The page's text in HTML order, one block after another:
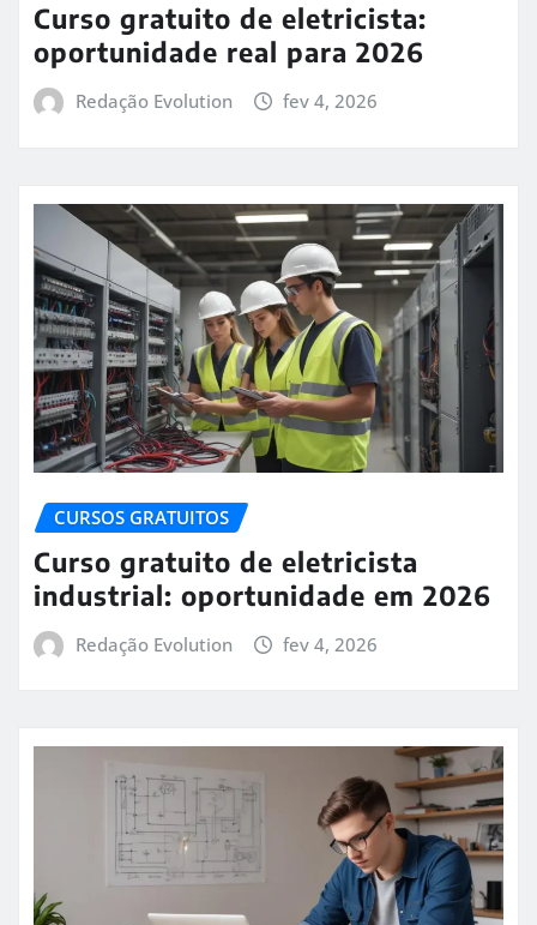
Curso gratuito de eletricista:
oportunidade real para 2026
Redação Evolution fev 4, 2026
CURSOS GRATUITOS
Curso gratuito de eletricista
industrial: oportunidade em 2026
Redação Evolution fev 4, 2026